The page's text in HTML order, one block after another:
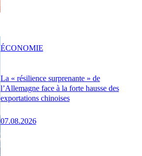
La « résilience surprenante » de
l’Allemagne face à la forte hausse des
exportations chinoises
07.08.2026
ÉCONOMIE